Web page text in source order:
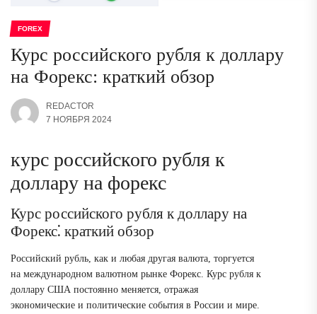
FOREX
Курс российского рубля к доллару
на Форекс: краткий обзор
REDACTOR
7 НОЯБРЯ 2024
курс российского рубля к
доллару на форекс
Курс российского рубля к доллару на
Форекс⁚ краткий обзор
Российский рубль, как и любая другая валюта, торгуется
на международном валютном рынке Форекс. Курс рубля к
доллару США постоянно меняется, отражая
экономические и политические события в России и мире.